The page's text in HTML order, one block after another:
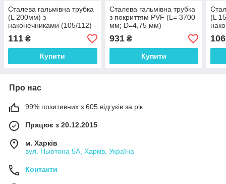
Сталева гальмівна трубка
(L 200мм) з
наконечниками (105/112) -
WP415Zn
111 ₴
Купити
Сталева гальмівна трубка
з покриттям PVF (L= 3700
мм; D=4,75 мм)
універсальна з
наконечниками 112/112 -
WP413PVF
931₴
Купити
(L
106
Про нас
99% позитивних з 605 відгуків за рік
Працює з 20.12.2015
м. Харків
вул. Ньютона 5А, Харків, Україна
Контакти